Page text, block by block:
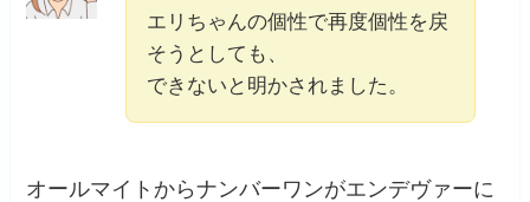
エリちゃんの個性で再度個性を戻
そうとしても、
できないと明かされました。
オールマイトからナンバーワンがエンデヴァーに